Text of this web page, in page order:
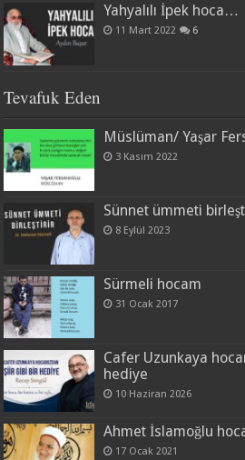
Yahyalılı İpek hoca…
11 Mart 2022 6
Tevafuk Eden
Müslüman/ Yaşar
3 Kasım 2022
Sünnet ümmeti
8 Eylül 2023
Sürmeli hocam
31 Ocak 2017
Cafer Uzunkaya
hediye
10 Haziran 2026
Ahmet İslamoğlu
17 Ocak 2021